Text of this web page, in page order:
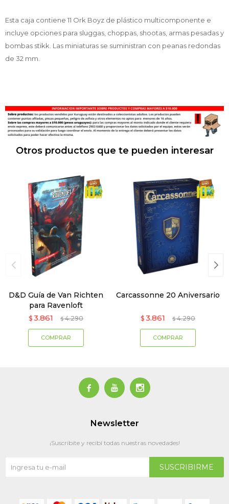
Esta caja contiene 11 Ork Boyz de plástico multicomponente e
incluye opciones para sluggas, choppas, shootas, armas pesadas y
bombas stikk. Las miniaturas se suministran con peanas redondas
de 32 mm.
Otros productos que te pueden interesar
D&D Guía de Van Richten
para Ravenloft
$ 3.861 $ 4.290
Carcassonne 20 Aniversario
$ 3.861 $ 4.290
  
Newsletter
¡Suscribite y recibí todas nuestras novedades!
SUSCRIBIRME